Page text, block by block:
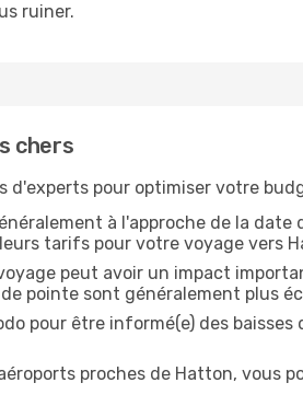
ruiner.
chers
d'experts pour optimiser votre
à l'approche de la date
tarifs pour votre voyage vers
peut avoir un impact
pointe sont généralement plus
pour être informé(e) des
proches de Hatton, vous